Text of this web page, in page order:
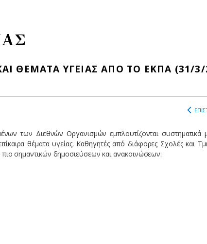
ΘΕΜΑΤΑ ΥΓΕΙΑΣ ΑΠΟ ΤΟ ΕΚΠΑ (31/3/
των Διεθνών Οργανισμών εμπλουτίζονται
θέματα υγείας. Καθηγητές από διάφορες Σχολές και
σημαντικών δημοσιεύσεων και ανακοινώσεων: